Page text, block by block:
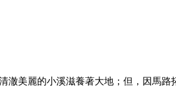
澈美麗的小溪滋養著大地；但，因馬